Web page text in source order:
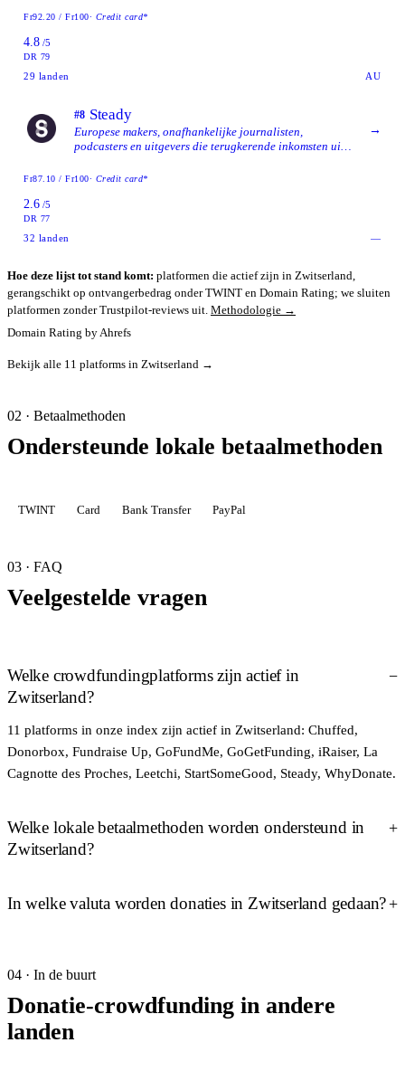
en bereid zijn om vóór de lancering identiteitsverificatie
Fr92.20 / Fr100· Credit card*
4.8 /5
DR 79
29 landen AU
#8 Steady
Europese makers, onafhankelijke journalisten,
podcasters en uitgevers die terugkerende inkomsten uit
donatiecampagnes.
Fr87.10 / Fr100· Credit card*
2.6 /5
DR 77
32 landen —
→
Hoe deze lijst tot stand komt: platformen die actief zijn in Zwitserland,
gerangschikt op ontvangerbedrag onder TWINT en Domain Rating; we sluiten
platformen zonder Trustpilot-reviews uit. Methodologie →
Domain Rating by Ahrefs
Bekijk alle 11 platforms in Zwitserland →
02 · Betaalmethoden
Ondersteunde lokale betaalmethoden
TWINT Card Bank Transfer PayPal
03 · FAQ
Veelgestelde vragen
Welke crowdfundingplatforms zijn actief in
Zwitserland?
11 platforms in onze index zijn actief in Zwitserland: Chuffed,
Donorbox, Fundraise Up, GoFundMe, GoGetFunding, iRaiser, La
Cagnotte des Proches, Leetchi, StartSomeGood, Steady, WhyDonate.
Welke lokale betaalmethoden worden ondersteund in
Zwitserland?
In welke valuta worden donaties in Zwitserland gedaan?
04 · In de buurt
Donatie-crowdfunding in andere
landen